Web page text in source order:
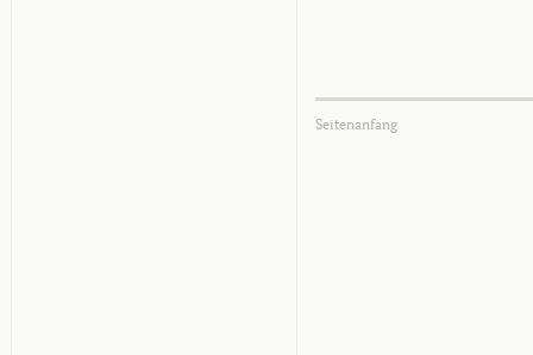
Seitenanfang